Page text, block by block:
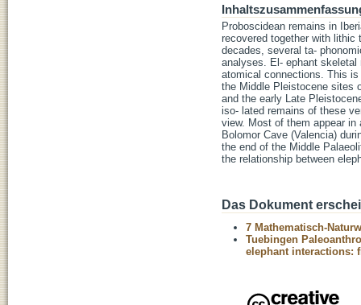
Proboscidean remains in
recovered together with lithic
decades, several ta-
analyses. El- ephant skeletal
atomical connections. This
the Middle Pleistocene sites
and the early Late
iso- lated remains of these
view. Most of them appear
Bolomor Cave (Valencia)
the end of the Middle
the relationship between
Das Dokument
7 Mathematisch-
Tuebingen
elephant interactions: